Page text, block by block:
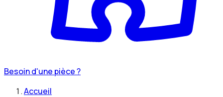
Besoin d'une pièce ?
Accueil